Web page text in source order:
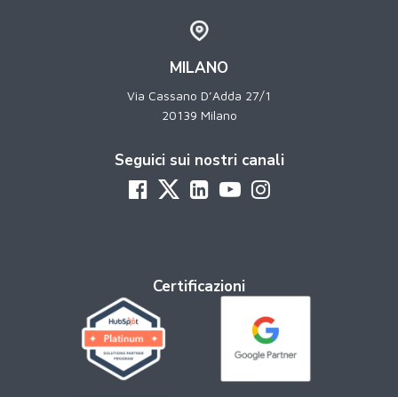
MILANO
Via Cassano D’Adda 27/1
20139 Milano
Seguici sui nostri canali
Certificazioni